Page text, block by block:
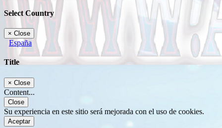
Select Country
× Close
España
Title
× Close
Content...
Close
Su experiencia en este sitio será mejorada con el uso de cookies.
Aceptar